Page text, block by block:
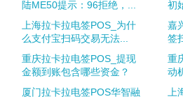
陆ME50提示：96拒绝，...
初
上海拉卡拉电签POS_为什
么支付宝扫码交易无法...
嘉
签
重庆拉卡拉电签POS_提现
金额到账包含哪些资金？
重
动
厦门拉卡拉电签POS华智融